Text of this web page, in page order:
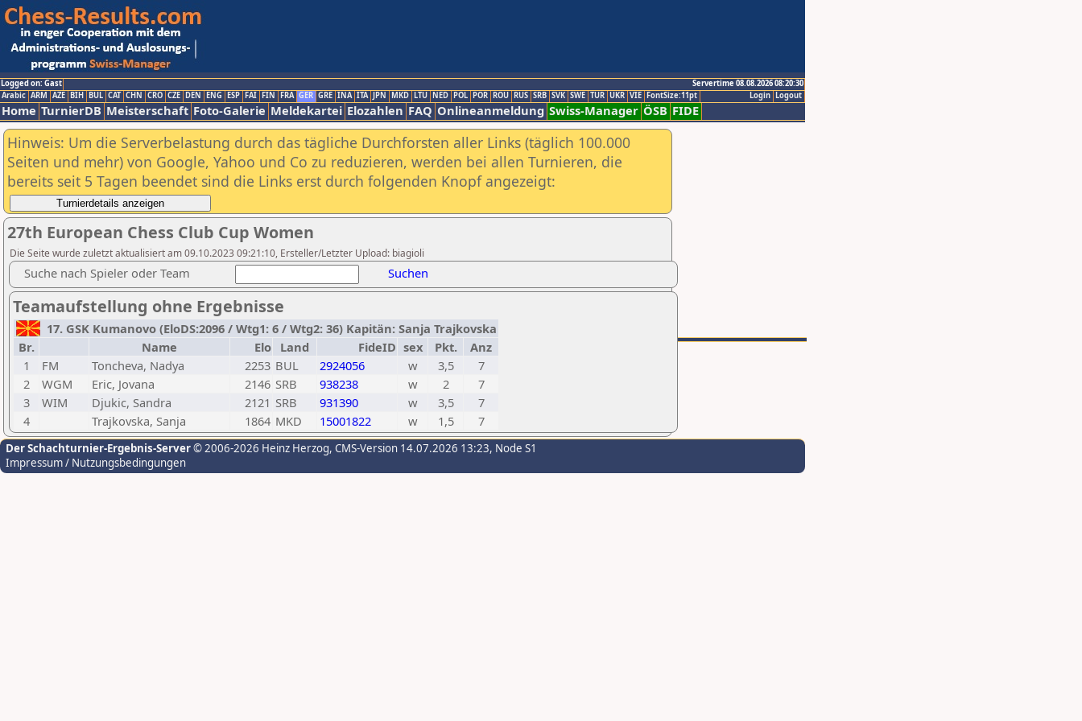
Logged on: Gast
Servertime 08.08.2026 08:20:30
Logout
Login
Arabic ARM AZE BIH BUL CAT CHN CRO CZE DEN ENG ESP FAI FIN FRA GER GRE INA ITA JPN MKD LTU NED POL POR ROU RUS SRB SVK SWE TUR UKR VIE FontSize:11pt
Home TurnierDB Meisterschaft Foto-Galerie Meldekartei Elozahlen FAQ Onlineanmeldung Swiss-Manager ÖSB FIDE
Hinweis: Um die Serverbelastung durch das tägliche Durchforsten aller Links (täglich 100.000
Seiten und mehr) von Google, Yahoo und Co zu reduzieren, werden bei allen Turnieren, die
bereits seit 5 Tagen beendet sind die Links erst durch folgenden Knopf angezeigt:
27th European Chess Club Cup Women
Die Seite wurde zuletzt aktualisiert am 09.10.2023 09:21:10, Ersteller/Letzter Upload: biagioli
Suche nach Spieler oder Team Suchen
Teamaufstellung ohne Ergebnisse
17. GSK Kumanovo (EloDS:2096 / Wtg1: 6 / Wtg2: 36) Kapitän: Sanja Trajkovska
Br.
Name Elo Land FideID sex Pkt.
Anz
1
FM Toncheva, Nadya 2253 BUL 2924056 w 3,5
7
2
WGM Eric, Jovana 2146 SRB 938238 w 2
7
3
WIM Djukic, Sandra 2121 SRB 931390 w 3,5
7
4
Trajkovska, Sanja 1864 MKD 15001822 w 1,5 7
Der Schachturnier-Ergebnis-Server© 2006-2026 Heinz Herzog, CMS-Version 14.07.2026 13:23, Node S1
Impressum / Nutzungsbedingungen